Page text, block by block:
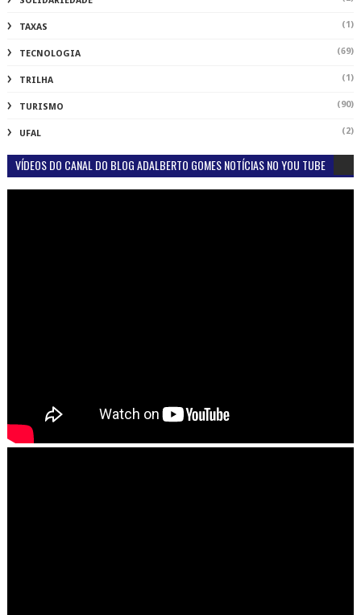
TAXAS (1)
TECNOLOGIA (69)
TRILHA (1)
TURISMO (90)
UFAL (2)
VÍDEOS DO CANAL DO BLOG ADALBERTO GOMES NOTÍCIAS NO YOU TUBE